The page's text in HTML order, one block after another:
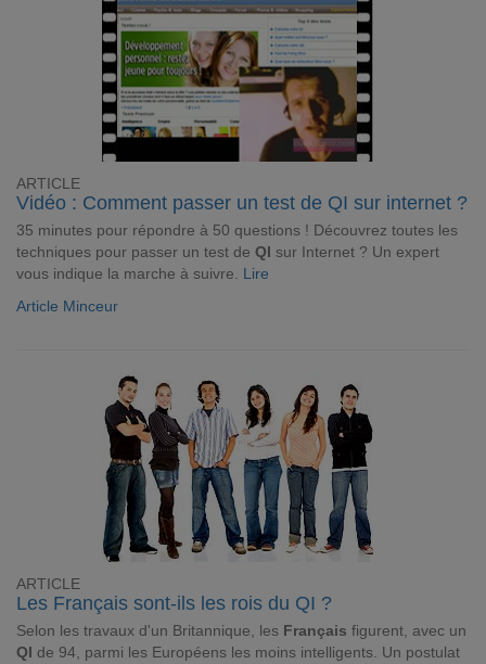
ARTICLE
Vidéo : Comment passer un test de QI sur internet ?
35 minutes pour répondre à 50 questions ! Découvrez toutes les
techniques pour passer un test de QI sur Internet ? Un expert
vous indique la marche à suivre. Lire
Article Minceur
ARTICLE
Les Français sont-ils les rois du QI ?
Selon les travaux d'un Britannique, les Français figurent, avec un
QI de 94, parmi les Européens les moins intelligents. Un postulat